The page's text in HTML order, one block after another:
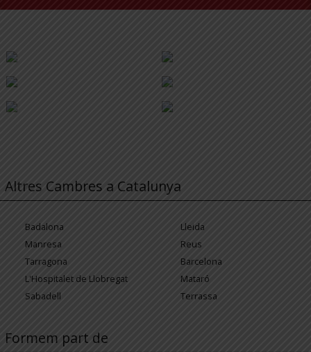
Altres Cambres a Catalunya
Badalona
Lleida
Manresa
Reus
Tarragona
Barcelona
L'Hospitalet de Llobregat
Mataró
Sabadell
Terrassa
Formem part de